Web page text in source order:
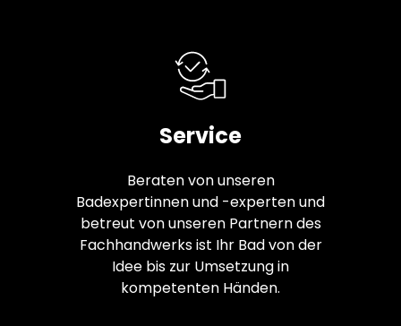
Service
Beraten von unseren
Badexpertinnen und -experten und
betreut von unseren Partnern des
Fachhandwerks ist Ihr Bad von der
Idee bis zur Umsetzung in
kompetenten Händen.